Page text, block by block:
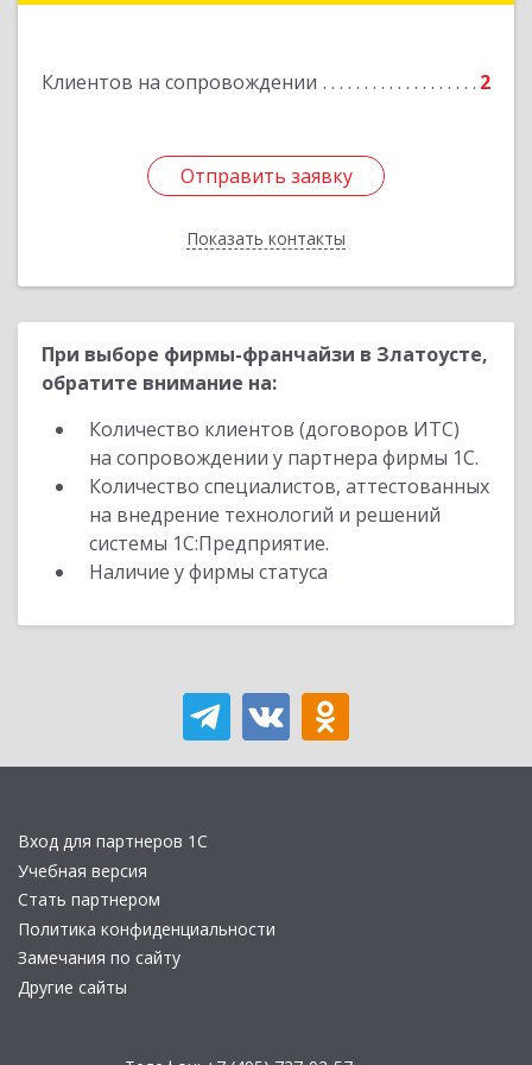
Клиентов на сопровождении 2
Отправить заявку
Показать контакты
Отправить заявку
Назад
При выборе фирмы-франчайзи в Златоусте,
обратите внимание на:
Количество клиентов (договоров ИТС)
на сопровождении у партнера фирмы 1С.
Количество специалистов, аттестованных
на внедрение технологий и решений
системы 1С:Предприятие.
Наличие у фирмы статуса
Вход для партнеров 1С
Учебная версия
Стать партнером
Политика конфиденциальности
Замечания по сайту
Другие сайты